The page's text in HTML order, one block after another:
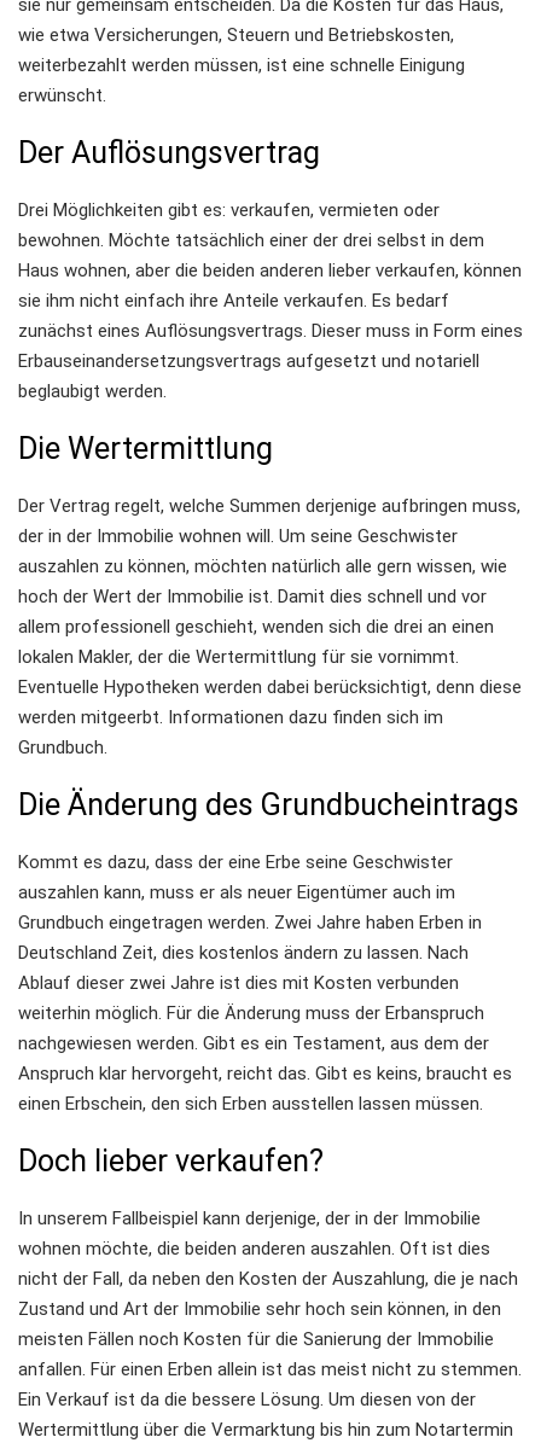
sie nur gemeinsam entscheiden. Da die Kosten für das Haus,
wie etwa Versicherungen, Steuern und Betriebskosten,
weiterbezahlt werden müssen, ist eine schnelle Einigung
erwünscht.
Der Auflösungsvertrag
Drei Möglichkeiten gibt es: verkaufen, vermieten oder
bewohnen. Möchte tatsächlich einer der drei selbst in dem
Haus wohnen, aber die beiden anderen lieber verkaufen, können
sie ihm nicht einfach ihre Anteile verkaufen. Es bedarf
zunächst eines Auflösungsvertrags. Dieser muss in Form eines
Erbauseinandersetzungsvertrags aufgesetzt und notariell
beglaubigt werden.
Die Wertermittlung
Der Vertrag regelt, welche Summen derjenige aufbringen muss,
der in der Immobilie wohnen will. Um seine Geschwister
auszahlen zu können, möchten natürlich alle gern wissen, wie
hoch der Wert der Immobilie ist. Damit dies schnell und vor
allem professionell geschieht, wenden sich die drei an einen
lokalen Makler, der die Wertermittlung für sie vornimmt.
Eventuelle Hypotheken werden dabei berücksichtigt, denn diese
werden mitgeerbt. Informationen dazu finden sich im
Grundbuch.
Die Änderung des Grundbucheintrags
Kommt es dazu, dass der eine Erbe seine Geschwister
auszahlen kann, muss er als neuer Eigentümer auch im
Grundbuch eingetragen werden. Zwei Jahre haben Erben in
Deutschland Zeit, dies kostenlos ändern zu lassen. Nach
Ablauf dieser zwei Jahre ist dies mit Kosten verbunden
weiterhin möglich. Für die Änderung muss der Erbanspruch
nachgewiesen werden. Gibt es ein Testament, aus dem der
Anspruch klar hervorgeht, reicht das. Gibt es keins, braucht es
einen Erbschein, den sich Erben ausstellen lassen müssen.
Doch lieber verkaufen?
In unserem Fallbeispiel kann derjenige, der in der Immobilie
wohnen möchte, die beiden anderen auszahlen. Oft ist dies
nicht der Fall, da neben den Kosten der Auszahlung, die je nach
Zustand und Art der Immobilie sehr hoch sein können, in den
meisten Fällen noch Kosten für die Sanierung der Immobilie
anfallen. Für einen Erben allein ist das meist nicht zu stemmen.
Ein Verkauf ist da die bessere Lösung. Um diesen von der
Wertermittlung über die Vermarktung bis hin zum Notartermin